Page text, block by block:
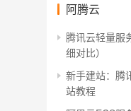
阿腾云
腾讯云轻量服
细对比）
新手建站：腾
站教程